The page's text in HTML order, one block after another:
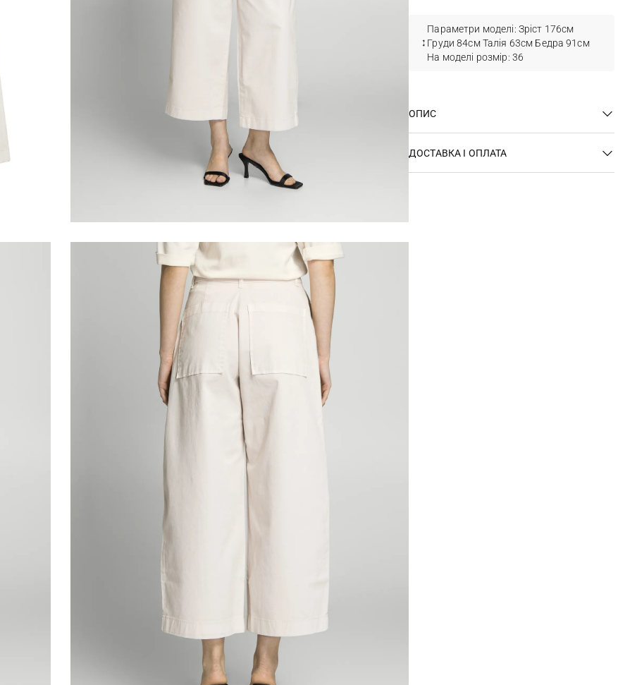
Параметри моделі: Зріст 176см
Груди 84см Талія 63см Бедра 91см
На моделі розмір: 36
ОПИС
ДОСТАВКА І ОПЛАТА